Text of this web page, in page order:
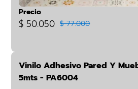
Precio
$ 50.050 $ 77.000
Vinilo Adhesivo Pared Y
5mts - PA6004